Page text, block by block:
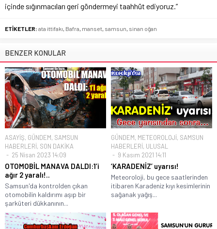
içinde sığınmacıları geri göndermeyi taahhüt ediyoruz.”
ETİKETLER: ata ittifakı, Bafra, manset, samsun, sinan oğan
BENZER KONULAR
ASAYİŞ, GÜNDEM, SAMSUN
HABERLERİ, SON DAKİKA
25 Nisan 2023 14:09
OTOMOBİL MANAVA DALDI:1’i
ağır 2 yaralı!..
Samsun'da kontrolden çıkan
otomobilin kaldırımı aşıp bir
şarküteri dükkanının...
GÜNDEM, METEOROLOJİ, SAMSUN
HABERLERİ, ULUSAL
9 Kasım 2021 14:11
‘KARADENİZ’ uyarısı!
Meteoroloji, bu gece saatlerinden
itibaren Karadeniz kıyı kesimlerinin
sağanak yağış...